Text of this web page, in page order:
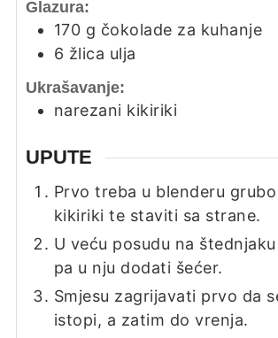
Glazura:
170 g čokolade za kuhanje
6 žlica ulja
Ukrašavanje:
narezani kikiriki
UPUTE
Prvo treba u blenderu
kikiriki te staviti sa strane.
U veću posudu na
pa u nju dodati šećer.
Smjesu zagrijavati prvo da
istopi, a zatim do vrenja.